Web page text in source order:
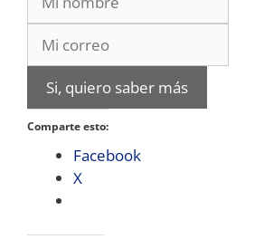
Si, quiero saber más
Comparte esto:
Facebook
X